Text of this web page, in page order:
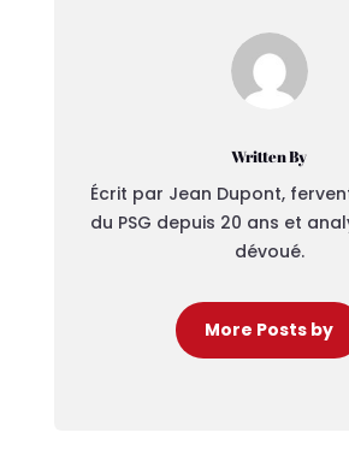
Written By
Écrit par Jean Dupont,
du PSG depuis 20 ans et
dévoué.
More Posts by